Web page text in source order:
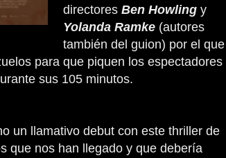
directores Ben Howling y
Yolanda Ramke (autores
también del guion) por el que
para que piquen los espectadores
sus 105 minutos.
un llamativo debut con este thriller de
que nos han llegado y que debería